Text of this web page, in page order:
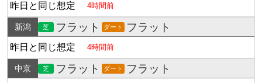
昨日と同じ想定 4時間前
新潟 芝 フラット ダート フラット
昨日と同じ想定 4時間前
中京 芝 フラット ダート フラット